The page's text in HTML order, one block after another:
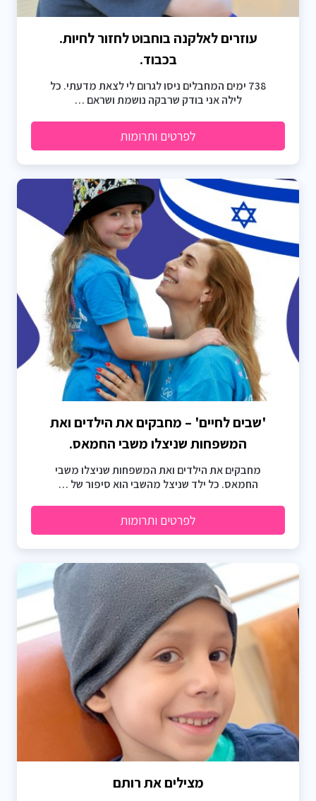
עוזרים לאלקנה בוחבוט לחזור לחיות.
בכבוד.
738 ימים המחבלים ניסו לגרום לי לצאת מדעתי. כל
לילה אני בודק שרבקה נושמת ושראם …
לפרטים ותרומות
'שבים לחיים' – מחבקים את הילדים ואת
המשפחות שניצלו משבי החמאס.
מחבקים את הילדים ואת המשפחות שניצלו משבי
החמאס. כל ילד שניצל מהשבי הוא סיפור של …
לפרטים ותרומות
מצילים את רותם